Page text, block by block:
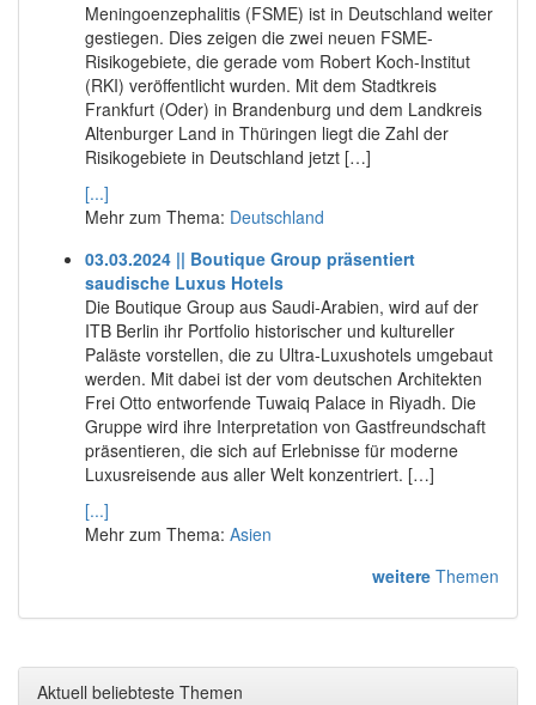
Meningoenzephalitis (FSME) ist in Deutschland weiter
gestiegen. Dies zeigen die zwei neuen FSME-
Risikogebiete, die gerade vom Robert Koch-Institut
(RKI) veröffentlicht wurden. Mit dem Stadtkreis
Frankfurt (Oder) in Brandenburg und dem Landkreis
Altenburger Land in Thüringen liegt die Zahl der
Risikogebiete in Deutschland jetzt […]
[...]
Mehr zum Thema: Deutschland
03.03.2024 || Boutique Group präsentiert
saudische Luxus Hotels
Die Boutique Group aus Saudi-Arabien, wird auf der
ITB Berlin ihr Portfolio historischer und kultureller
Paläste vorstellen, die zu Ultra-Luxushotels umgebaut
werden. Mit dabei ist der vom deutschen Architekten
Frei Otto entworfende Tuwaiq Palace in Riyadh. Die
Gruppe wird ihre Interpretation von Gastfreundschaft
präsentieren, die sich auf Erlebnisse für moderne
Luxusreisende aus aller Welt konzentriert. […]
[...]
Mehr zum Thema: Asien
weitere Themen
Aktuell beliebteste Themen